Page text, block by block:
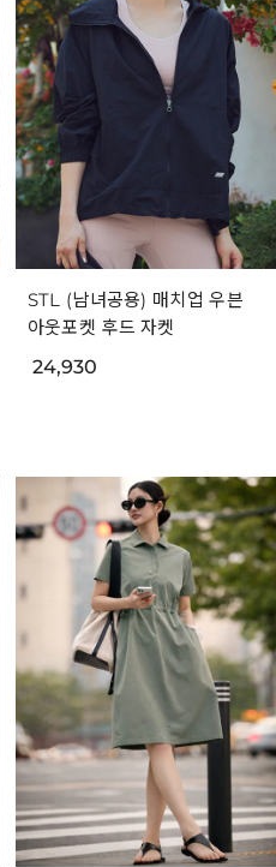
STL (남녀공용) 매치업 우븐
아웃포켓 후드 자켓
24,930